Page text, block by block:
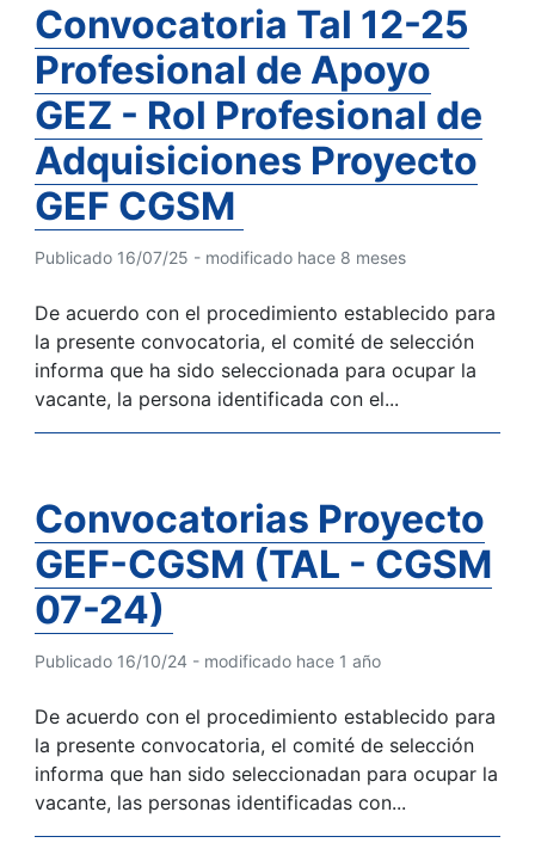
Convocatoria Tal 12-25
Profesional de Apoyo
GEZ - Rol Profesional de
Adquisiciones Proyecto
GEF CGSM
Publicado 16/07/25 - modificado hace 8 meses
De acuerdo con el procedimiento establecido para
la presente convocatoria, el comité de selección
informa que ha sido seleccionada para ocupar la
vacante, la persona identificada con el...
Convocatorias Proyecto
GEF-CGSM (TAL - CGSM
07-24)
Publicado 16/10/24 - modificado hace 1 año
De acuerdo con el procedimiento establecido para
la presente convocatoria, el comité de selección
informa que han sido seleccionadan para ocupar la
vacante, las personas identificadas con...